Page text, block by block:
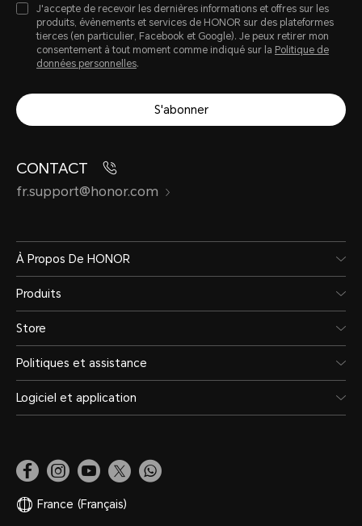
J'accepte de recevoir les dernières informations et offres sur les
produits, évènements et services de HONOR sur des plateformes
tierces (en particulier, Facebook et Google). Je peux retirer mon
consentement à tout moment comme indiqué sur la Politique de
données personnelles.
S'abonner
CONTACT
fr.support@honor.com
À Propos De HONOR
Produits
Store
Politiques et assistance
Logiciel et application
France (Français)